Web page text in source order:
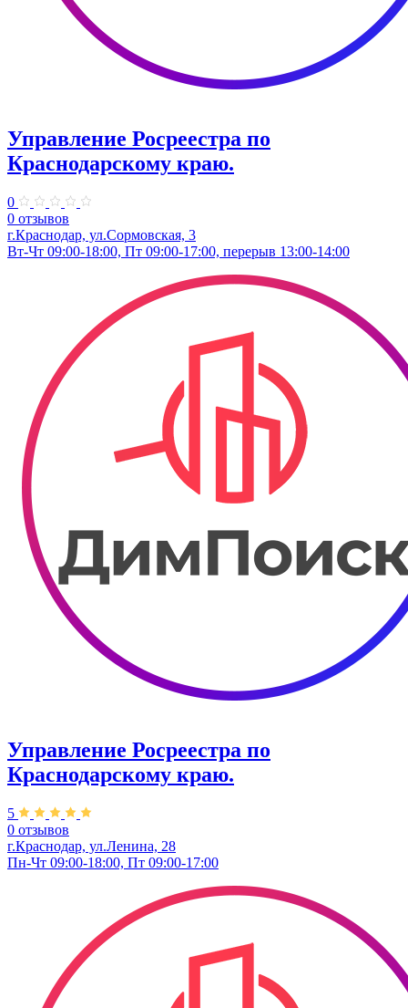
Управление Росреестра по
Краснодарскому краю.
0
0 отзывов
г.Краснодар, ул.​Сормовская, 3
Вт-Чт 09:00-18:00, Пт 09:00-17:00, перерыв 13:00-14:00
Управление Росреестра по
Краснодарскому краю.
5
0 отзывов
г.Краснодар, ул.Ленина, 28
Пн-Чт 09:00-18:00, Пт 09:00-17:00